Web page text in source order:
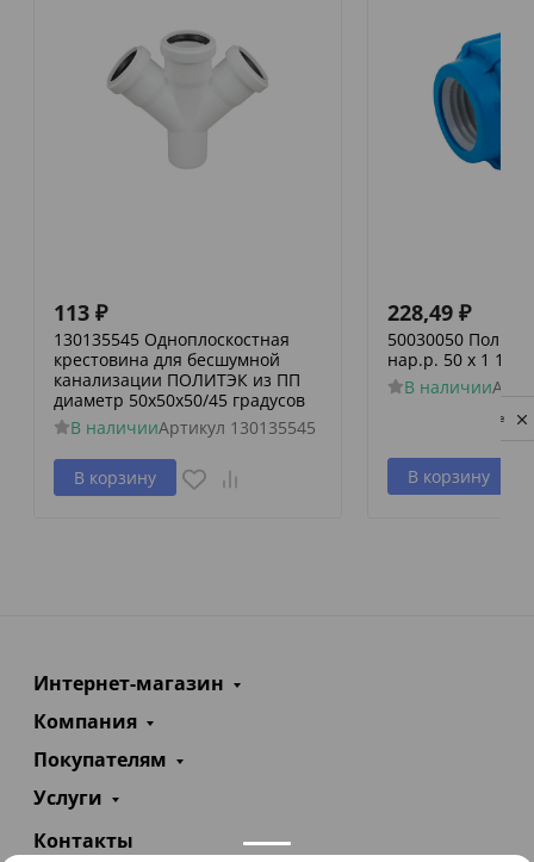
113 ₽
130135545 Одноплоскостная
крестовина для бесшумной
канализации ПОЛИТЭК из ПП
диаметр 50х50х50/45 градусов
В наличииАртикул 130135545
В корзину
228,49 ₽
50030050
нар.р. 50 х 1 1/2
В наличии
В корзину
Интернет-магазин
Компания
Покупателям
Услуги
Контакты
Privacy notice